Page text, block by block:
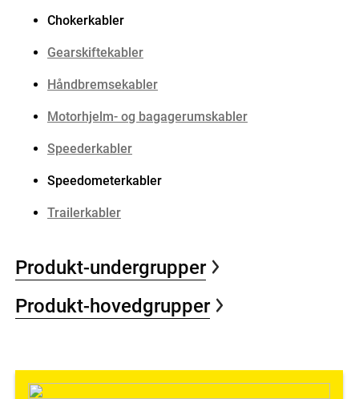
Chokerkabler
Gearskiftekabler
Håndbremsekabler
Motorhjelm- og bagagerumskabler
Speederkabler
Speedometerkabler
Trailerkabler
Produkt-undergrupper
Produkt-hovedgrupper